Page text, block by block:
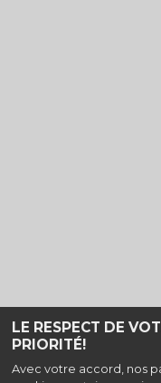
LE RESPECT DE
PRIORITÉ!
Avec votre accord, nos